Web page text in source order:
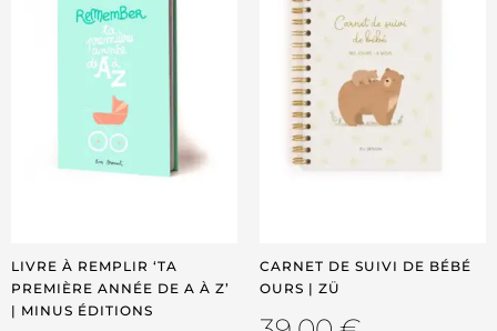
LIVRE À REMPLIR ‘TA
PREMIÈRE ANNÉE DE A À Z’
| MINUS ÉDITIONS
CARNET DE SUIVI DE BÉBÉ
OURS | ZÜ